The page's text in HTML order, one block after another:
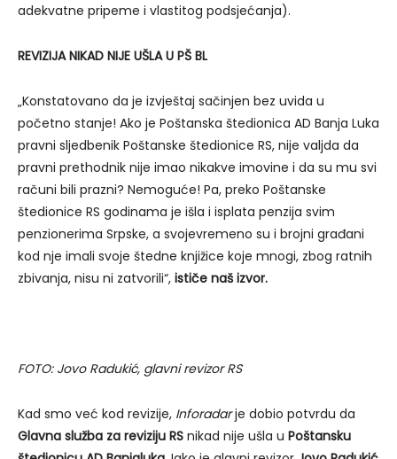
adekvatne pripeme i vlastitog podsjećanja).
REVIZIJA NIKAD NIJE UŠLA U PŠ BL
„Konstatovano da je izvještaj sačinjen bez uvida u
početno stanje! Ako je Poštanska štedionica AD Banja Luka
pravni sljedbenik Poštanske štedionice RS, nije valjda da
pravni prethodnik nije imao nikakve imovine i da su mu svi
računi bili prazni? Nemoguće! Pa, preko Poštanske
štedionice RS godinama je išla i isplata penzija svim
penzionerima Srpske, a svojevremeno su i brojni građani
kod nje imali svoje štedne knjižice koje mnogi, zbog ratnih
zbivanja, nisu ni zatvorili“, ističe naš izvor.
FOTO: Jovo Radukić, glavni revizor RS
Kad smo već kod revizije, Inforadarje dobio potvrdu da
Glavna služba za reviziju RS nikad nije ušla u Poštansku